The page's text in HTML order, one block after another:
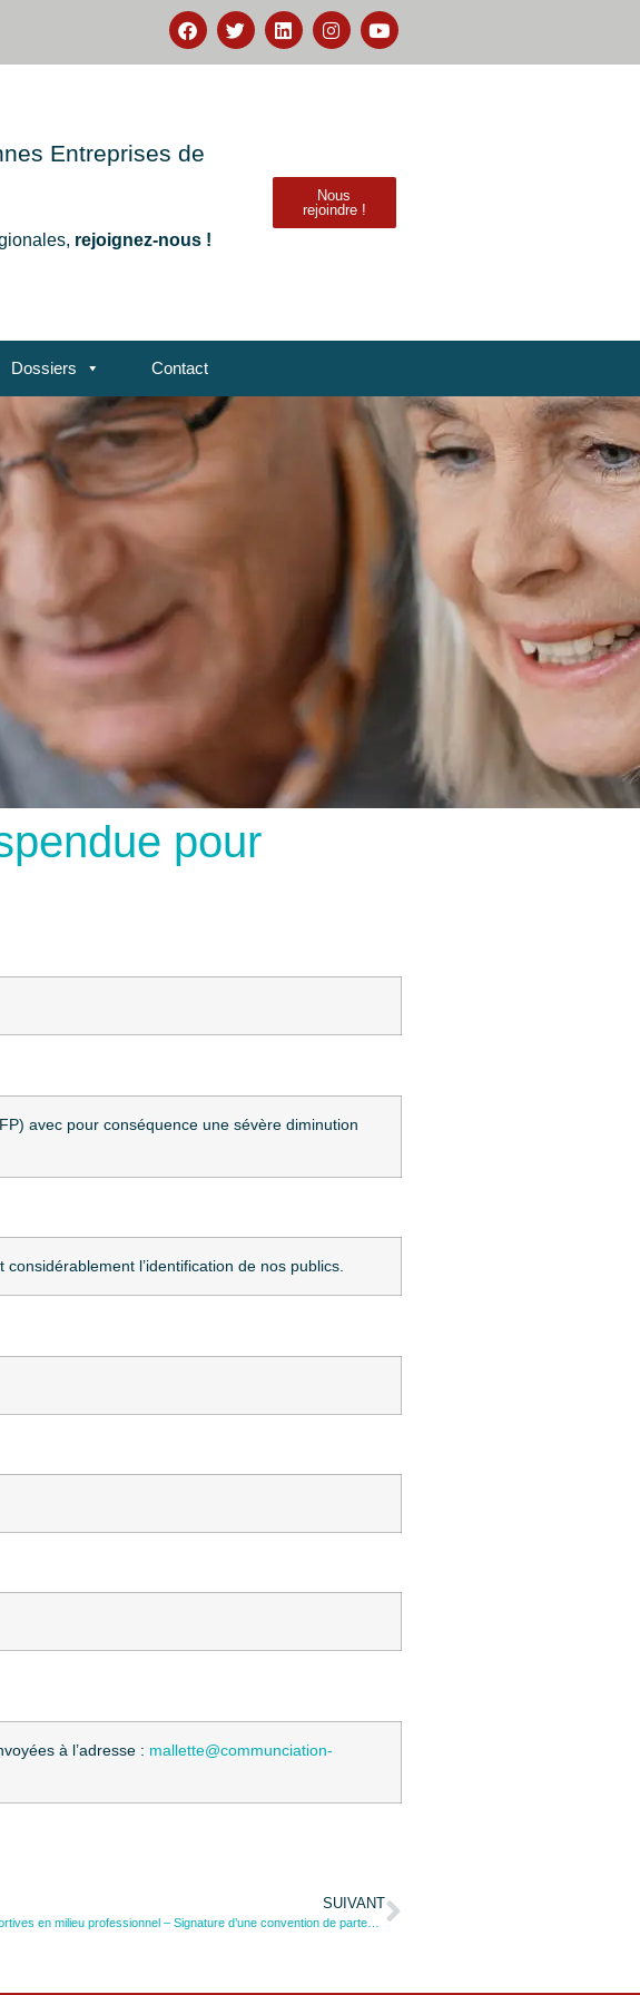
Entreprises de
rejoignez-nous !
Nous
rejoindre !
Dossiers Contact
pour
avec pour conséquence une sévère diminution
l’identification de nos publics.
à l’adresse : mallette@communciation-
SUIVANT
Promouvoir les activités physiques et sportives en milieu professionnel – Signature d’une convention de partenariat entre le ministère chargé des Sports, la CPME et le Groupe VYV